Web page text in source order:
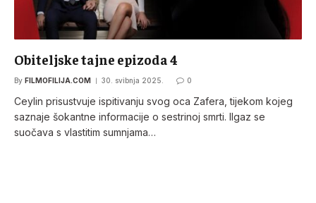
Obiteljske tajne epizoda 4
By FILMOFILIJA.COM 30. svibnja 2025. 0
Ceylin prisustvuje ispitivanju svog oca Zafera, tijekom kojeg
saznaje šokantne informacije o sestrinoj smrti. Ilgaz se
suočava s vlastitim sumnjama…